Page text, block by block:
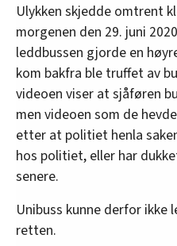
Ulykken skjedde omtrent
morgenen den 29. juni
leddbussen gjorde en
kom bakfra ble truffet av
videoen viser at sjåføren
men videoen som de
etter at politiet henla
hos politiet, eller har
senere.
Unibuss kunne derfor ikke
retten.